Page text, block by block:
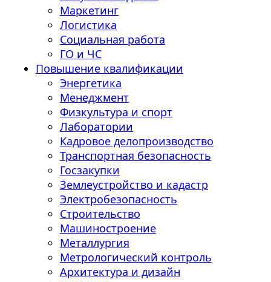
Маркетинг
Логистика
Социальная работа
ГО и ЧС
Повышение квалификации
Энергетика
Менеджмент
Физкультура и спорт
Лаборатории
Кадровое делопроизводство
Транспортная безопасность
Госзакупки
Землеустройство и кадастр
Электробезопасность
Строительство
Машиностроение
Металлургия
Метрологический контроль
Архитектура и дизайн